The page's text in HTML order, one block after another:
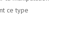
ce type